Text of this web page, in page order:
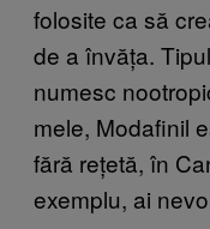
folosite ca să
de a învăța.
numesc
mele, Modafinil
fără rețetă, în
exemplu, ai